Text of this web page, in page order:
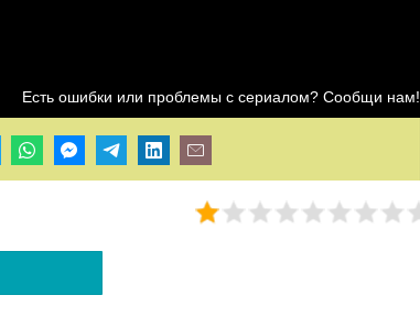
Есть ошибки или проблемы с сериалом? Сообщи нам!